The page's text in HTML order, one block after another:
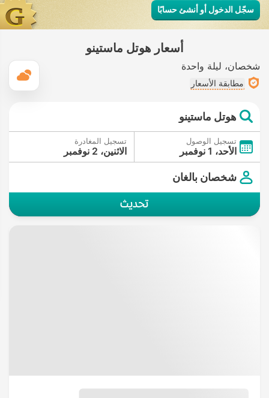
سجّل الدخول أو أنشئ حسابًا
أسعار هوتل ماستينو
شخصان ليلة واحدة
مطابقة الأسعار
هوتل ماستينو
تسجيل الوصول
الأحد، 1 نوفمبر
تسجيل المغادرة
الاثنين، 2 نوفمبر
شخصان بالغان
تحديث